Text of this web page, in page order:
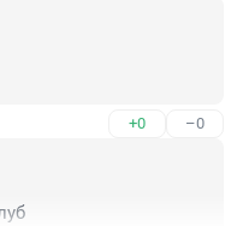
+0 –0